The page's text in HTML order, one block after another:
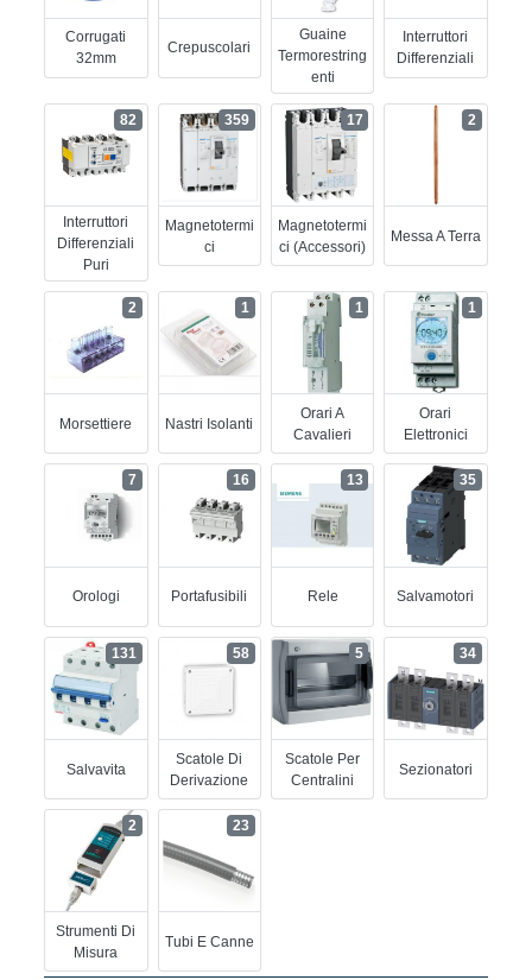
Corrugati
32mm
Crepuscolari
Guaine
Termorestring
Enti
Interruttori
Differenziali
Interruttori
Differenziali
Puri
82
Magnetotermi
Ci
359
Magnetotermi
Ci (accessori)
17
Messa A Terra
2
Morsettiere
2
Nastri Isolanti
1
Orari A
Cavalieri
1
Orari
Elettronici
1
Orologi
7
Portafusibili
16
Rele
13
Salvamotori
35
Salvavita
131
Scatole Di
Derivazione
58
Scatole Per
Centralini
5
Sezionatori
34
Strumenti Di
Misura
2
Tubi E Canne
23